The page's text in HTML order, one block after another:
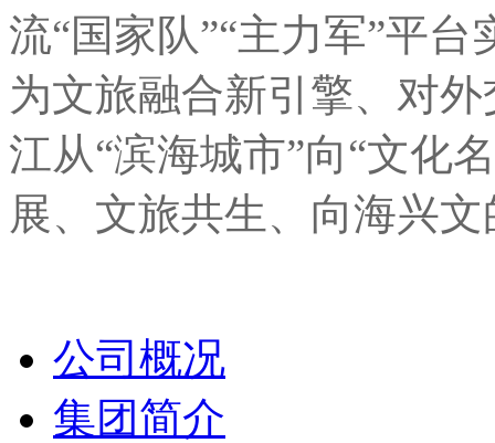
流“国家队”“主力军”平
为文旅融合新引擎、对
江从“滨海城市”向“文化
展、文旅共生、向海兴
公司概况
集团简介